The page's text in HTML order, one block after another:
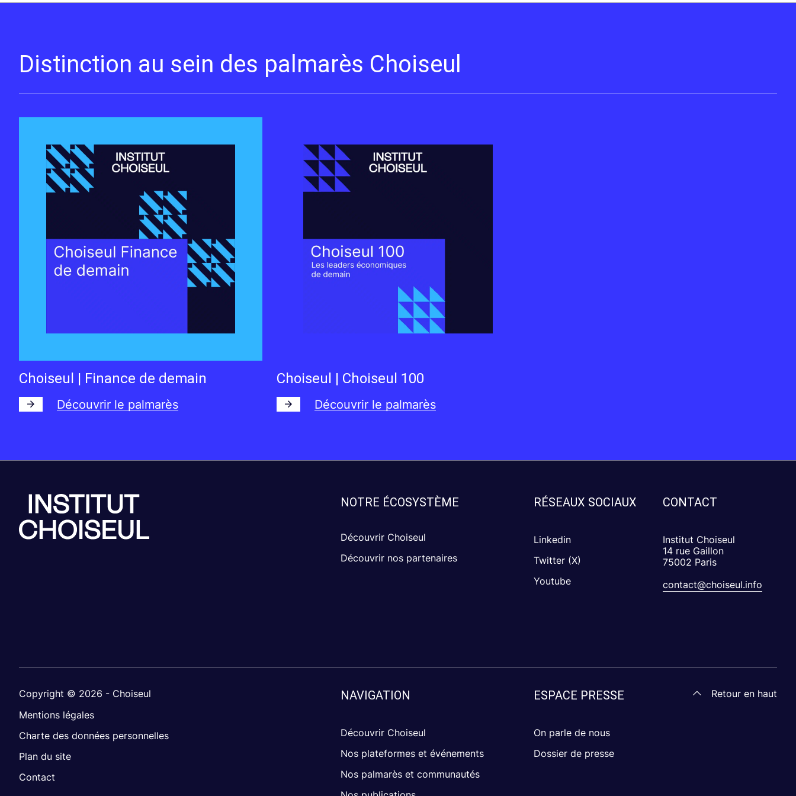
Distinction au sein des palmarès Choiseul
Choiseul | Finance de demain
Découvrir le palmarès
Choiseul | Choiseul 100
Découvrir le palmarès
NOTRE ÉCOSYSTÈME
Découvrir Choiseul
Découvrir nos partenaires
RÉSEAUX SOCIAUX
Linkedin
Twitter (X)
Youtube
CONTACT
Institut Choiseul
14 rue Gaillon
75002 Paris
contact@choiseul.info
Copyright © 2026 - Choiseul
Mentions légales
Charte des données personnelles
Plan du site
Contact
NAVIGATION
Découvrir Choiseul
Nos plateformes et événements
Nos palmarès et communautés
ESPACE PRESSE
On parle de nous
Dossier de presse
Retour en haut